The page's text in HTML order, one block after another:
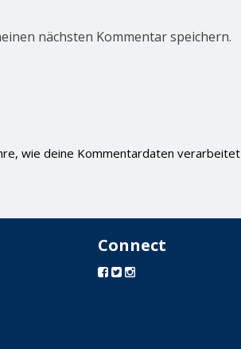
nächsten Kommentar speichern.
wie deine Kommentardaten verarbeitet
Connect